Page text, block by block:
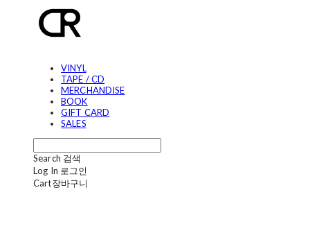
VINYL
TAPE / CD
MERCHANDISE
BOOK
GIFT CARD
SALES
Search 검색
Log In 로그인
Cart장바구니